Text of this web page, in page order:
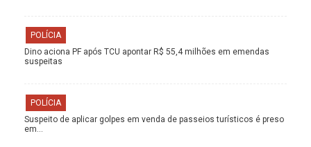
POLÍCIA
Dino aciona PF após TCU apontar R$ 55,4 milhões em emendas
suspeitas
POLÍCIA
Suspeito de aplicar golpes em venda de passeios turísticos é preso
em…